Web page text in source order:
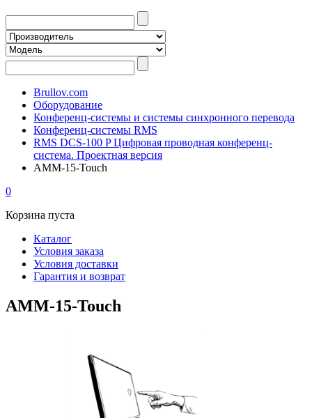
Brullov.com
Оборудование
Конференц-системы и системы синхронного перевода
Конференц-системы RMS
RMS DCS-100 P Цифровая проводная конференц-
система. Проектная версия
AMM-15-Touch
0
Корзина пуста
Каталог
Условия заказа
Условия доставки
Гарантия и возврат
AMM-15-Touch